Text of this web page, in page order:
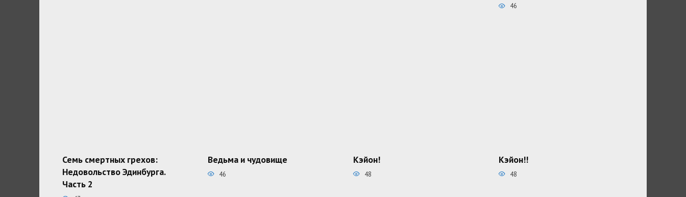
46
Семь смертных грехов:
Недовольство Эдинбурга.
Часть 2
Ведьма и чудовище
46
Кэйон!
48
Кэйон!!
48